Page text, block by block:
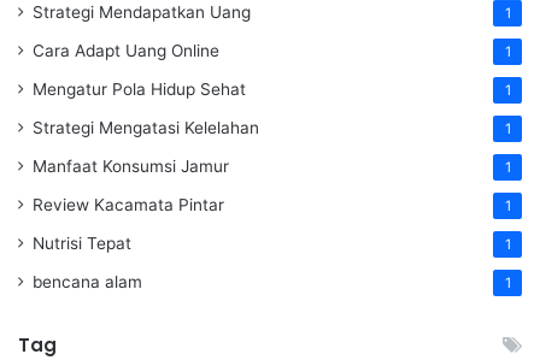
Strategi Mendapatkan Uang 1
Cara Adapt Uang Online 1
Mengatur Pola Hidup Sehat 1
Strategi Mengatasi Kelelahan 1
Manfaat Konsumsi Jamur 1
Review Kacamata Pintar 1
Nutrisi Tepat 1
bencana alam 1
Tag